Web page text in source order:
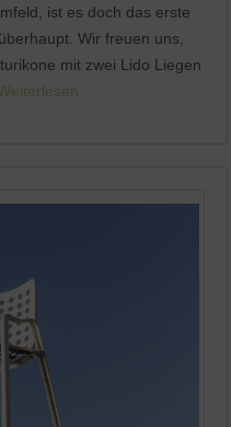
ist es doch das erste
Wir freuen uns,
mit zwei Lido Liegen